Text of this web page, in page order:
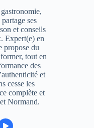
ses
et conseils
Expert(e) en
propose du
tout en
des
et
cesse les
complète et
Normand.